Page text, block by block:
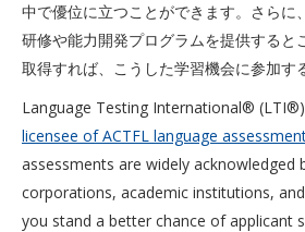
中で優位に立つことができます。さらに
研修や能力開発プログラムを提供すると
取得すれば、こうした学習機会に参加す
Language Testing International®
licensee of ACTFL language
assessments are widely acknowledged
corporations, academic institutions,
you stand a better chance of applicant